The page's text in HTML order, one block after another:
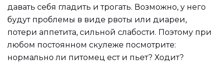
давать себя гладить и трогать. Возможно, у него
будут проблемы в виде рвоты или диареи,
потери аппетита, сильной слабости. Поэтому при
любом постоянном скулеже посмотрите:
нормально ли питомец ест и пьет? Ходит?